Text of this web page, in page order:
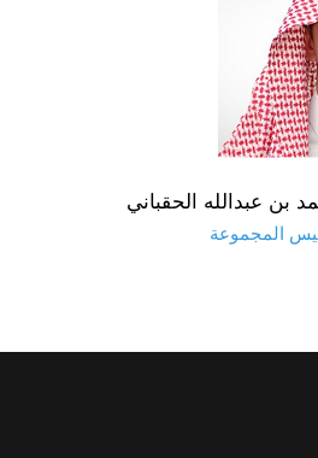
بن عبدالله الحقباني
المجموعة